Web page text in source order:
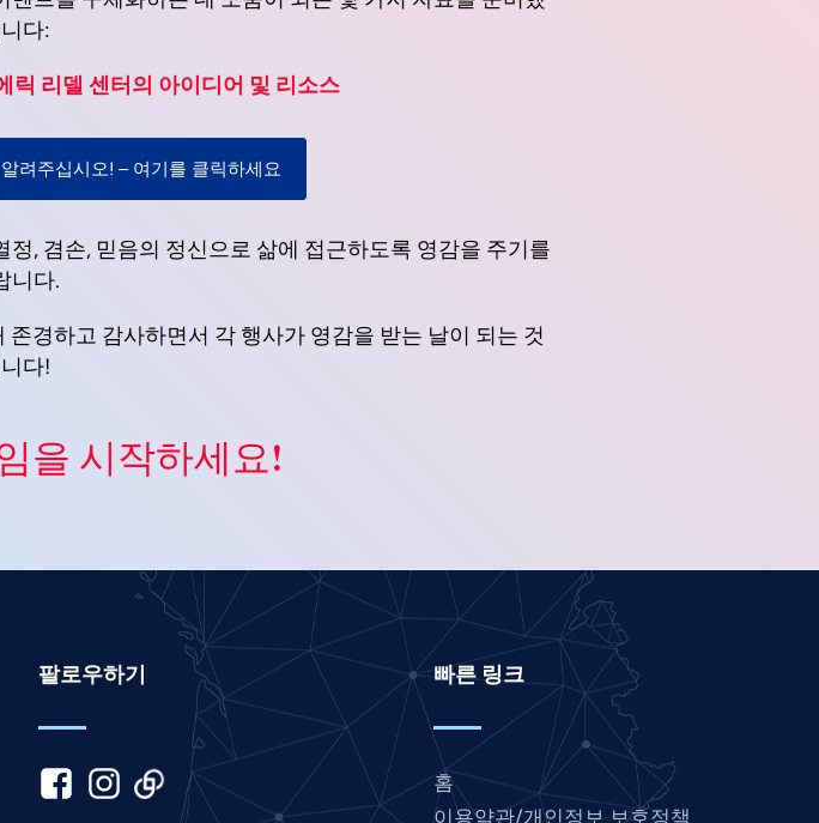
다:
릭 리델 센터의 아이디어 및 리소스
려주십시오! – 여기를 클릭하세요
, 겸손, 믿음의 정신으로 삶에 접근하도록 영감을 주기를
니다.
경하고 감사하면서 각 행사가 영감을 받는 날이 되는 것
다!
을 시작하세요!
팔로우하기 빠른 링크
홈
이용약관/개인정보 보호정책
Dutch
Finnish
French
German
Gujarati
Hindi
Marathi
Panjabi
Spanish